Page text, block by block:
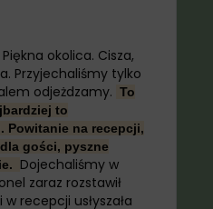
okolica. Cisza,
Przyjechaliśmy tylko
odjeżdzamy. To
to
Powitanie na recepcji,
gości, pyszne
Dojechaliśmy w
zaraz rozstawił
recepcji usłyszała